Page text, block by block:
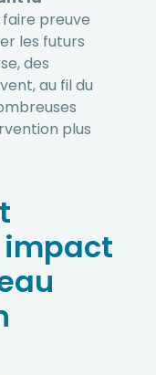
faire preuve
les futurs
des
au fil du
plus
impact